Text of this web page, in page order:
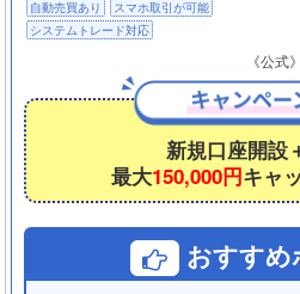
自動売買あり
スマホ取引が可能
システムトレード対応
《公式》
新規口座開設
最大150,000円キャ
おすすめ